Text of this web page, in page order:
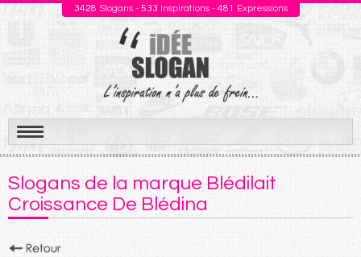
3428 Slogans - 533 Inspirations - 481 Expressions
Aller
au
contenu
Slogans de la marque Blédilait
Croissance De Blédina